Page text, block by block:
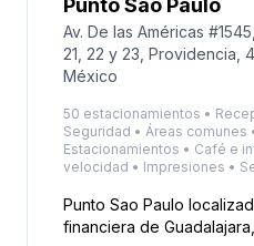
Punto Sao Paulo
Av. De las Américas
21, 22 y 23, Providencia,
México
50 estacionamientos •
Seguridad • Áreas comunes
Estacionamientos • Café e
velocidad • Impresiones •
Punto Sao Paulo
financiera de